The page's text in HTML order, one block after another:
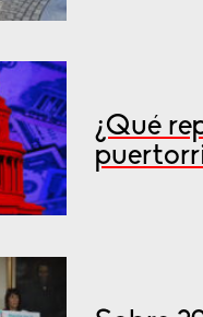
¿Qué